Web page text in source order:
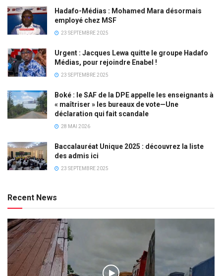
Hadafo-Médias : Mohamed Mara désormais
employé chez MSF
23 SEPTEMBRE 2025
Urgent : Jacques Lewa quitte le groupe Hadafo
Médias, pour rejoindre Enabel !
23 SEPTEMBRE 2025
Boké : le SAF de la DPE appelle les enseignants à
« maîtriser » les bureaux de vote—Une
déclaration qui fait scandale
28 MAI 2026
Baccalauréat Unique 2025 : découvrez la liste
des admis ici
23 SEPTEMBRE 2025
Recent News